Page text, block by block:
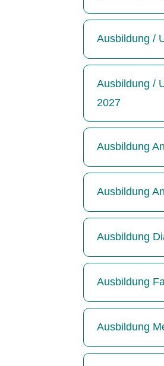
Ausbildung /
Ausbildung /
2027
Ausbildung
Ausbildung
Ausbildung
Ausbildung
Ausbildung